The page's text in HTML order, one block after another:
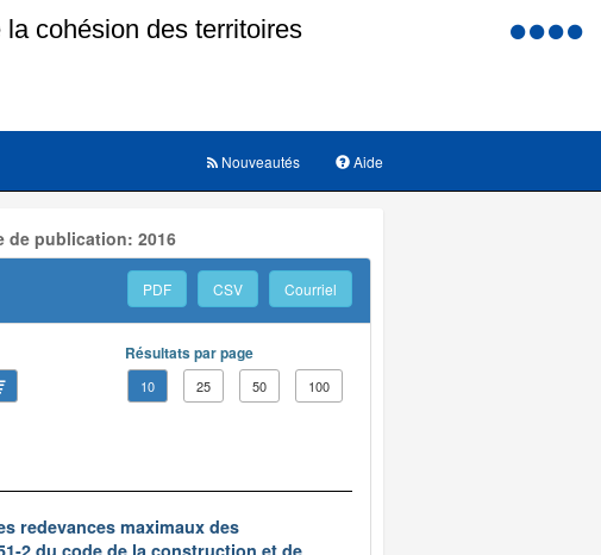
Menu
Aide
Nouveautés
de publication: 2016
PDF CSV Courriel
Résultats par page
10 25 50 100
redevances maximaux des
2 du code de la construction et de